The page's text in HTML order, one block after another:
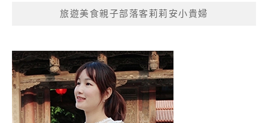
旅遊美食親子部落客莉莉安小貴婦